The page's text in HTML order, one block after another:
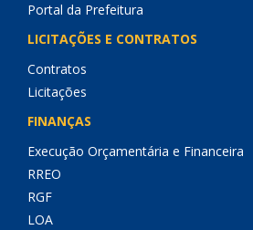
Portal da Prefeitura
LICITAÇÕES E CONTRATOS
Contratos
Licitações
FINANÇAS
Execução Orçamentária e Financeira
RREO
RGF
LOA